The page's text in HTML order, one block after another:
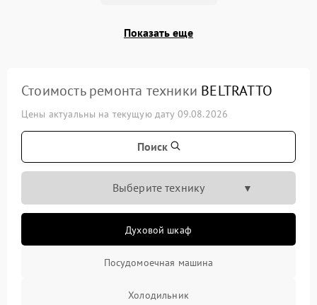
Показать еще
Стоимость ремонта техники BELTRATTO
Цены актуальны на текущую дату 09.08.2026
Поиск
Выберите технику
Духовой шкаф
Посудомоечная машина
Холодильник